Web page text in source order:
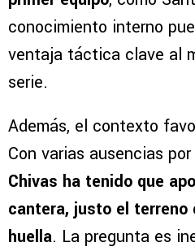
conocimiento interno
ventaja táctica clave al
serie.
Además, el contexto
Con varias ausencias
Chivas ha tenido que
cantera, justo el terreno
huella. La pregunta es